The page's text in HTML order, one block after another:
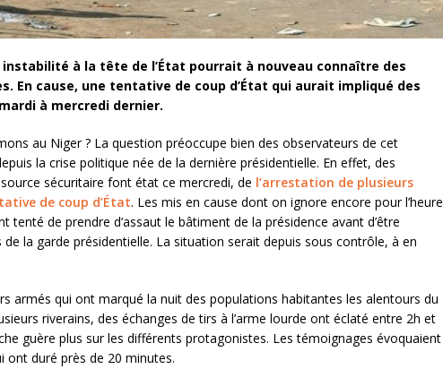
à la tête de l’État pourrait à nouveau connaître des
En cause, une tentative de coup d’État qui aurait impliqué des
à mercredi dernier.
au Niger ? La question préoccupe bien des observateurs de cet
la crise politique née de la dernière présidentielle. En effet, des
sécuritaire font état ce mercredi, de l’arrestation de plusieurs
de coup d’État. Les mis en cause dont on ignore encore pour l’heure
tenté de prendre d’assaut le bâtiment de la présidence avant d’être
la garde présidentielle. La situation serait depuis sous contrôle, à en
armés qui ont marqué la nuit des populations habitantes les alentours du
riverains, des échanges de tirs à l’arme lourde ont éclaté entre 2h et
guère plus sur les différents protagonistes. Les témoignages évoquaient
ont duré près de 20 minutes.